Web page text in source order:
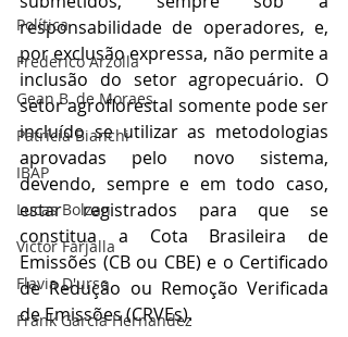
Política
Frederico Arzolla
Gean B. de Moraes
Patrícia Bianchi
IBAP
Lucas Bolzan
Victor Farjalla
Flavia D'urso
Frank García Hernandez
responsabilidade de operadores, e,
por exclusão expressa, não permite a
inclusão do setor agropecuário. O
setor agroflorestal somente pode ser
incluído se utilizar as metodologias
aprovadas pelo novo sistema,
devendo, sempre e em todo caso,
estar registrados para que se
constitua a Cota Brasileira de
Emissões (CB ou CBE) e o Certificado
de Redução ou Remoção Verificada
de Emissões (CRVEs).